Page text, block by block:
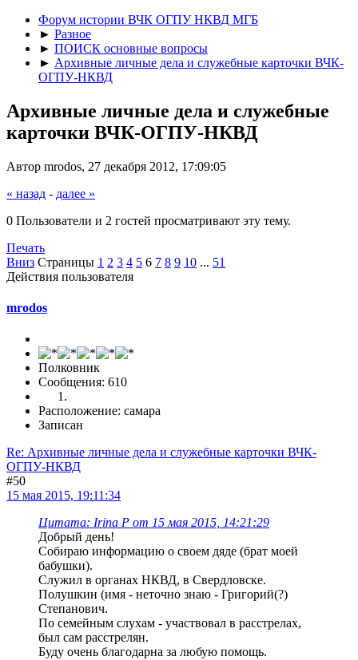
Форум истории ВЧК ОГПУ НКВД МГБ
► Разное
► ПОИСК основные вопросы
► Архивные личные дела и служебные карточки ВЧК-
ОГПУ-НКВД
Архивные личные дела и служебные
карточки ВЧК-ОГПУ-НКВД
Автор mrodos, 27 декабря 2012, 17:09:05
« назад - далее »
0 Пользователи и 2 гостей просматривают эту тему.
Печать
Вниз Страницы 1 2 3 4 5 6 7 8 9 10 ... 51
Действия пользователя
mrodos
Полковник
Сообщения: 610
Расположение: самара
Записан
Re: Архивные личные дела и служебные карточки ВЧК-
ОГПУ-НКВД
#50
15 мая 2015, 19:11:34
Цитата: Irina P от 15 мая 2015, 14:21:29
Добрый день!
Собираю информацию о своем дяде (брат моей
бабушки).
Служил в органах НКВД, в Свердловске.
Полушкин (имя - неточно знаю - Григорий(?)
Степанович.
По семейным слухам - участвовал в расстрелах,
был сам расстрелян.
Буду очень благодарна за любую помощь.